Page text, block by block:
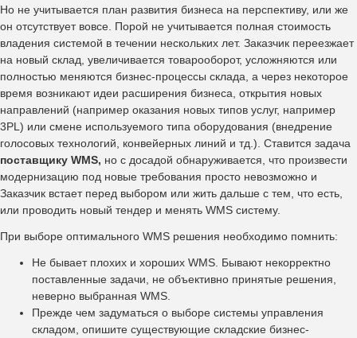
Но не учитывается план развития бизнеса на перспективу, или же
он отсутствует вовсе. Порой не учитывается полная стоимость
владения системой в течении нескольких лет. Заказчик переезжает
на новый склад, увеличивается товарооборот, усложняются или
полностью меняются бизнес-процессы склада, а через некоторое
время возникают идеи расширения бизнеса, открытия новых
направлений (например оказания новых типов услуг, например
3PL) или смене используемого типа оборудования (внедрение
голосовых технологий, конвейерных линий и тд.). Ставится задача
поставщику WMS, но с досадой обнаруживается, что произвести
модернизацию под новые требования просто невозможно и
Заказчик встает перед выбором или жить дальше с тем, что есть,
или проводить новый тендер и менять WMS систему.
При выборе оптимального WMS решения необходимо помнить:
Не бывает плохих и хороших WMS. Бывают некорректно
поставленные задачи, не объективно принятые решения,
неверно выбранная WMS.
Прежде чем задуматься о выборе системы управления
складом, опишите существующие складские бизнес-